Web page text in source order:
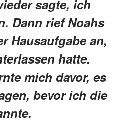
sagte, ich
Dann rief Noahs
Hausaufgabe an,
hatte.
mich davor, es
bevor ich die